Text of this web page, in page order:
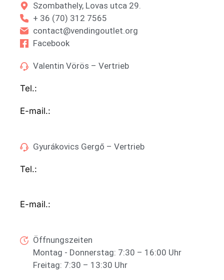
Szombathely, Lovas utca 29.
+ 36 (70) 312 7565
contact@vendingoutlet.org
Facebook
Valentin Vörös – Vertrieb
Tel.:
E-mail.:
Gyurákovics Gergő – Vertrieb
Tel.:
E-mail.:
Öffnungszeiten
Montag - Donnerstag: 7:30 – 16:00 Uhr
Freitag: 7:30 – 13:30 Uhr